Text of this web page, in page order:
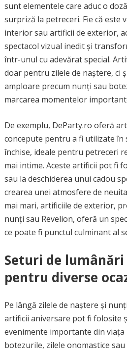
sunt elementele care aduc o
surpriză la petreceri. Fie că este
interior sau artificii de exterior,
spectacol vizual inedit și
într-unul cu adevărat special.
doar pentru zilele de naștere, ci
amploare precum nunți sau
marcarea momentelor
De exemplu, DeParty.ro oferă
concepute pentru a fi utilizate
închise, ideale pentru petreceri
mai intime. Aceste artificii pot fi
sau la deschiderea unui cadou
crearea unei atmosfere de
mai mari, artificiile de exterior,
nunți sau Revelion, oferă un
ce poate fi punctul culminant al
Seturi de
pentru diverse
Pe lângă zilele de naștere și
artificii aniversare pot fi folosite
evenimente importante din viața
botezurile, zilele onomastice